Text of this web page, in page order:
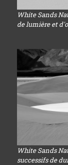
White Sands
de lumière et
White Sands
successifs de